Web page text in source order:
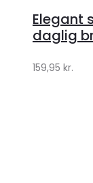
Elegant
daglig
159,95 kr.